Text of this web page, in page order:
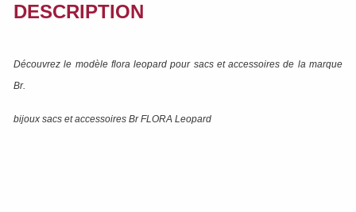
DESCRIPTION
Découvrez le modèle flora leopard pour sacs et accessoires de la marque
Br.
bijoux sacs et accessoires Br FLORA Leopard